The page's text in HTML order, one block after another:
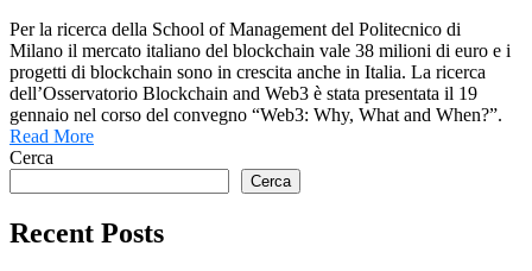
Per la ricerca della School of Management del Politecnico di
Milano il mercato italiano del blockchain vale 38 milioni di euro e i
progetti di blockchain sono in crescita anche in Italia. La ricerca
dell’Osservatorio Blockchain and Web3 è stata presentata il 19
gennaio nel corso del convegno “Web3: Why, What and When?”.
Read More
Cerca
Cerca
Recent Posts